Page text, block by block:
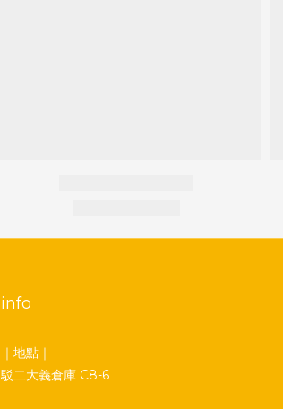
info
｜地點｜
駁二大義倉庫 C8-6